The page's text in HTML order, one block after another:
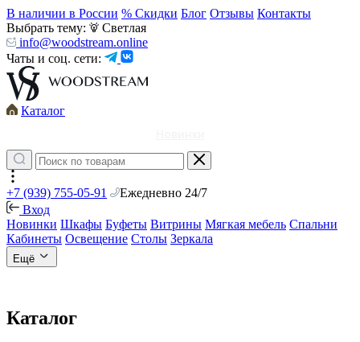
В наличии в России % Скидки Блог Отзывы Контакты
Выбрать тему:
Светлая
info@woodstream.online
Чаты и соц. сети:
Каталог
+7 (939) 755-05-91
Ежедневно 24/7
Вход
Новинки Шкафы Буфеты Витрины Мягкая мебель Спальни
Кабинеты Освещение Столы Зеркала
Ещё
Каталог